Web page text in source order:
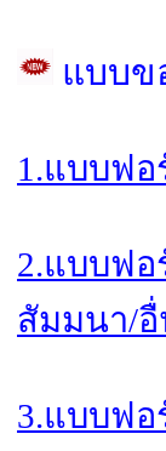
แบบข
1.แบบฟ
2.แบบฟ
สัมมนา/
3.แบบฟอ